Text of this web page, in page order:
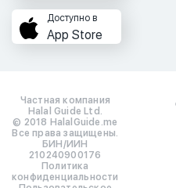
Доступно в
App Store
Частная компания
Halal Guide Ltd.
© 2018 HalalGuide.me
Все права защищены.
БИН/ИИН
210240900176
Политика
конфиденциальности